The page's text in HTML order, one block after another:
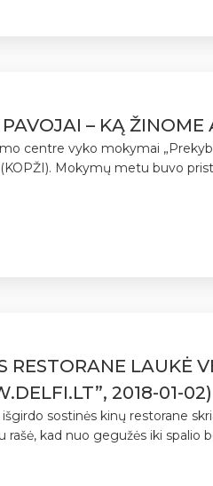
– KĄ
centre vyko mokymai
Mokymų metu buvo
RESTORANE LAUKĖ
2018-01-02)
sostinės kinų restorane
kad nuo gegužės iki spalio